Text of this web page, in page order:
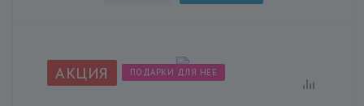
АКЦИЯ ПОДАРКИ ДЛЯ НЕЕ